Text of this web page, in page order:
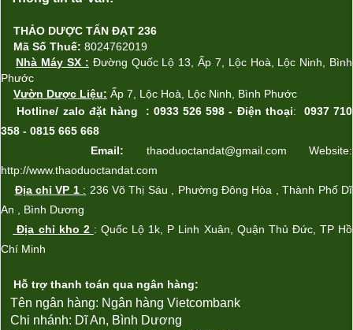
THẢO DƯỢC TẤN ĐẠT 236
Mã Số Thuế: 8024762019
Nhà Máy SX : Đường Quốc Lộ 13, Ấp 7, Lộc Hoà,
Lộc Ninh, Bình
Phước
Vườn Dược Liệu: Ấp 7, L ộc Hoà L ộc Ninh, Bình Phước
Hotline/ zalo đặt hàng : 0933 526 598 - Điện thoại:
0937 710
358 - 0815 665 668
Email: thaoduoctandat@gmail.com Website:
http://www.thaoduoctandat.com
Địa chỉ VP 1 : 236 Võ Thị Sáu , Phường Đông Hòa , Thành Phố Dĩ
An , Bình Dương
Địa chỉ kho 2 : Quốc Lộ 1k , P Linh Xuân, Quận Thủ Đức, TP Hồ
Chí Minh
Hỗ trợ thanh toán qua ngân hàng:
Tên ngân hàng: Ngân hàng Vietcombank
Chi nhánh: Dĩ An, Bình Dương